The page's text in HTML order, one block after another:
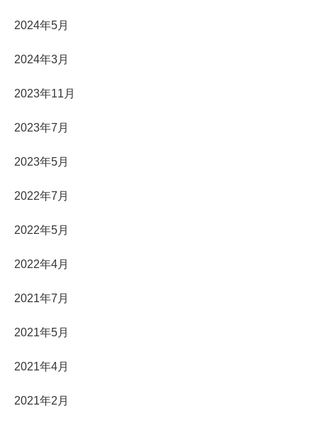
2024年5月
2024年3月
2023年11月
2023年7月
2023年5月
2022年7月
2022年5月
2022年4月
2021年7月
2021年5月
2021年4月
2021年2月